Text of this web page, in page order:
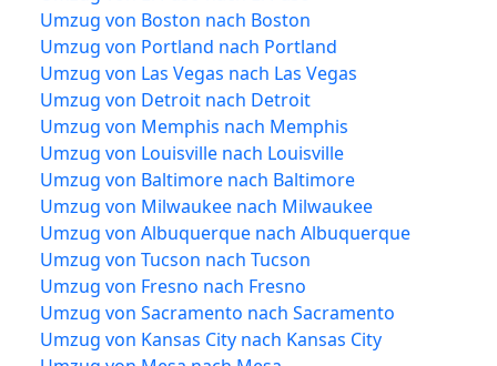
Umzug von Boston nach Boston
Umzug von Portland nach Portland
Umzug von Las Vegas nach Las Vegas
Umzug von Detroit nach Detroit
Umzug von Memphis nach Memphis
Umzug von Louisville nach Louisville
Umzug von Baltimore nach Baltimore
Umzug von Milwaukee nach Milwaukee
Umzug von Albuquerque nach Albuquerque
Umzug von Tucson nach Tucson
Umzug von Fresno nach Fresno
Umzug von Sacramento nach Sacramento
Umzug von Kansas City nach Kansas City